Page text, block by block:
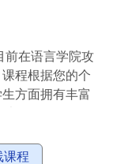
前在语言学院攻
程根据您的个
方面拥有丰富
语DELF证
课程